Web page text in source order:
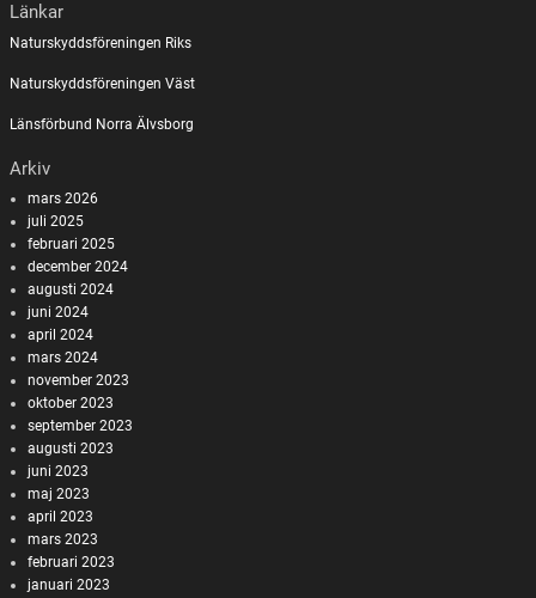
Länkar
Naturskyddsföreningen Riks
Naturskyddsföreningen Väst
Länsförbund Norra Älvsborg
Arkiv
mars 2026
juli 2025
februari 2025
december 2024
augusti 2024
juni 2024
april 2024
mars 2024
november 2023
oktober 2023
september 2023
augusti 2023
juni 2023
maj 2023
april 2023
mars 2023
februari 2023
januari 2023